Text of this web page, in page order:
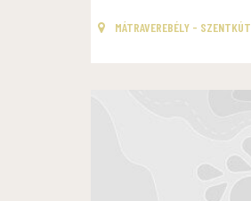
MÁTRAVEREBÉLY - SZENTKÚT